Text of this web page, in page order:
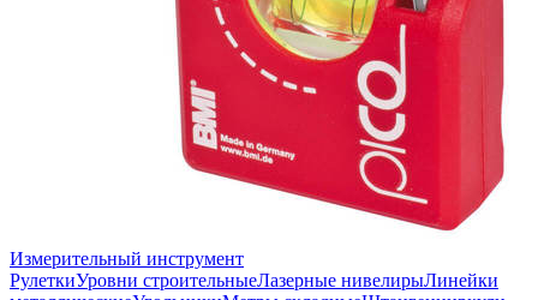
Измерительный инструмент
РулеткиУровни строительныеЛазерные нивелирыЛинейки